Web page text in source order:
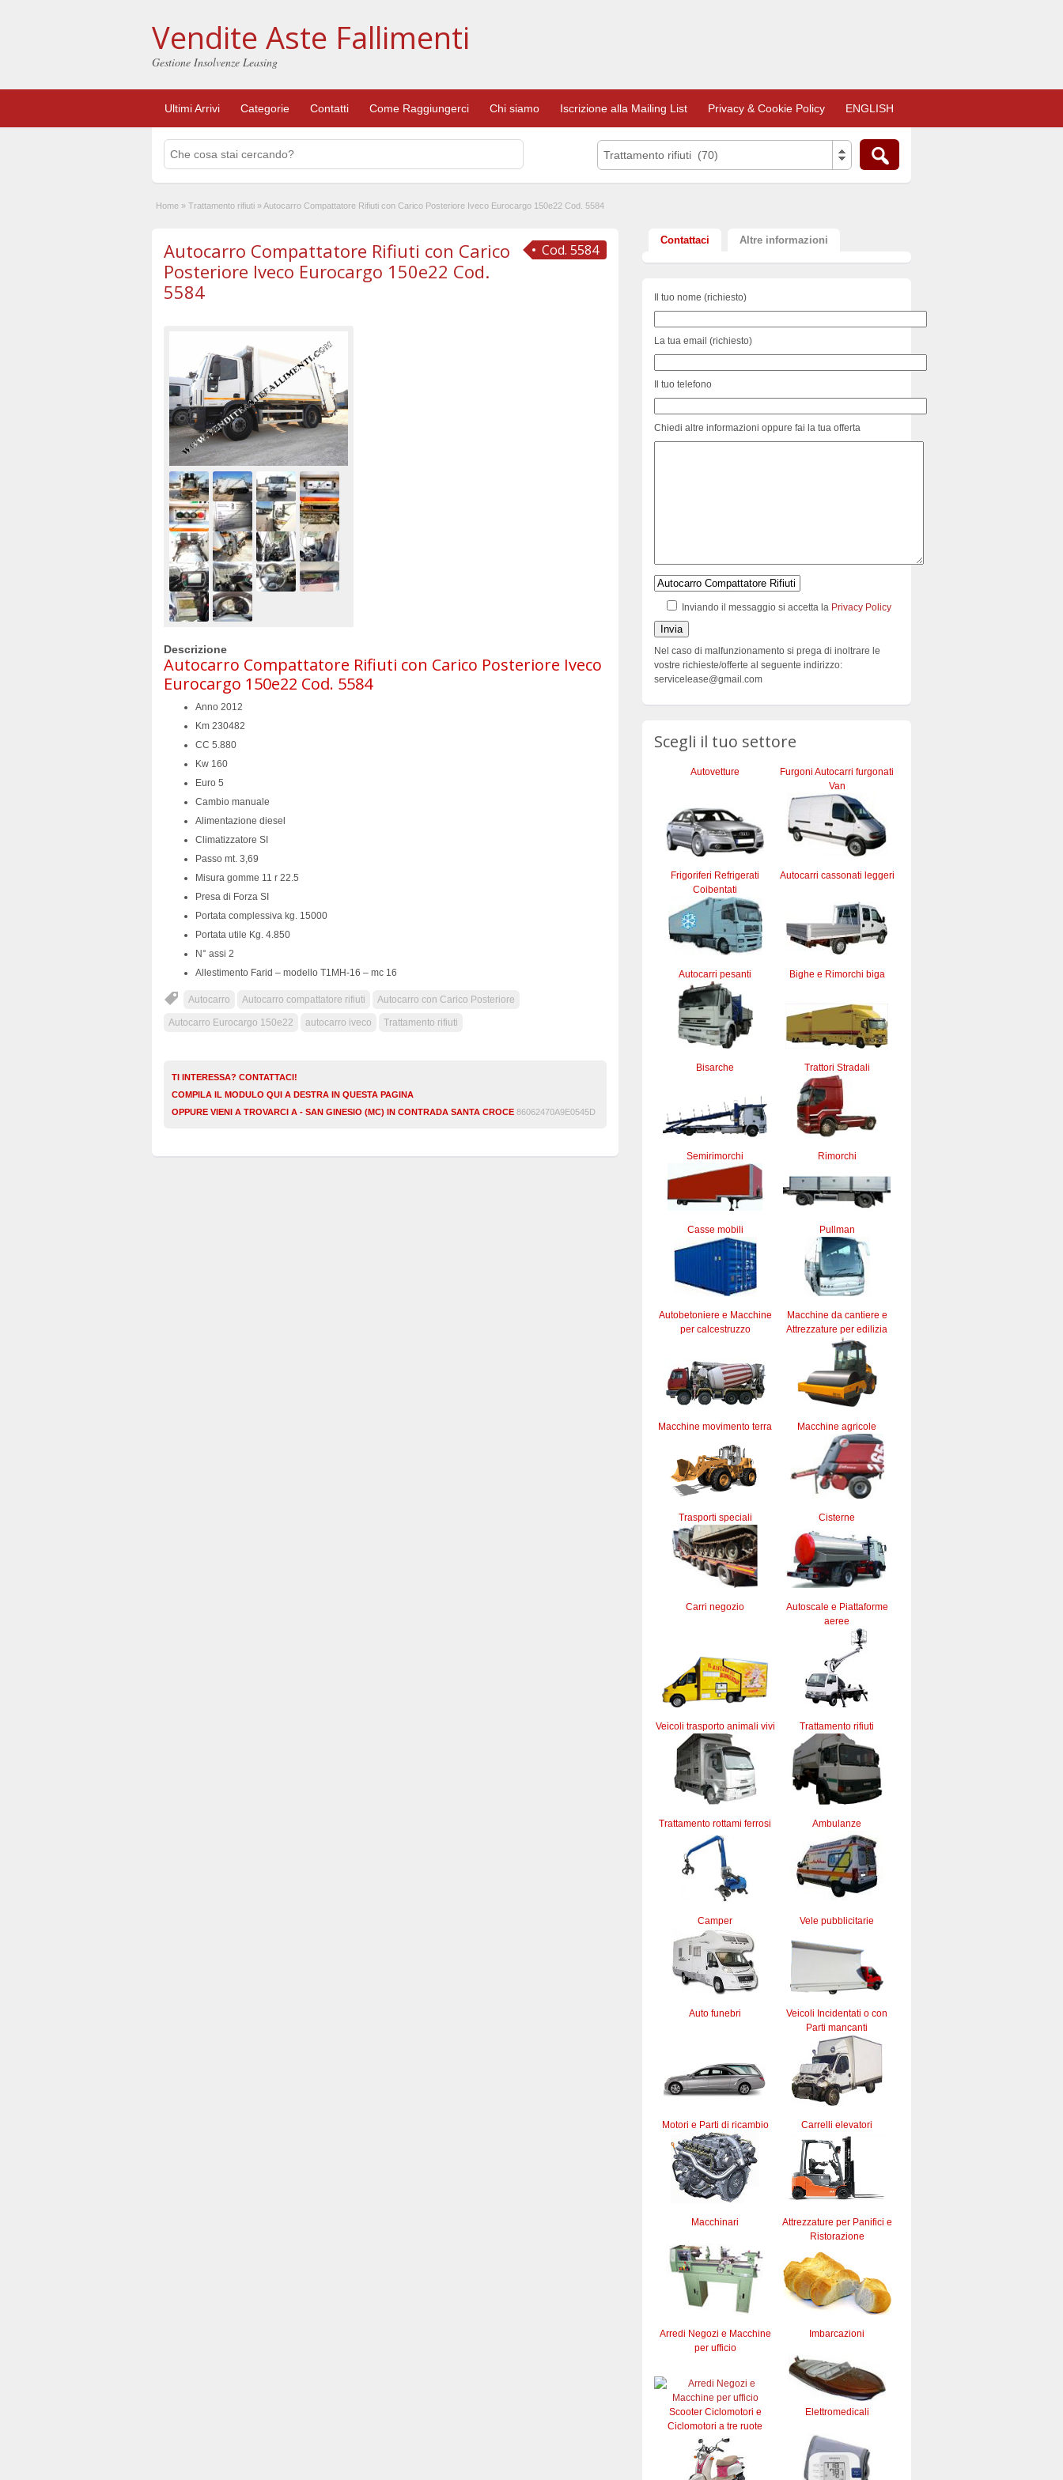
Vendite Aste Fallimenti
Gestione Insolvenze Leasing
Ultimi Arrivi Categorie Contatti Come Raggiungerci Chi siamo Iscrizione alla Mailing List Privacy & Cookie Policy ENGLISH
Trattamento rifiuti (70)
Home » Trattamento rifiuti »Autocarro Compattatore Rifiuti con Carico Posteriore Iveco Eurocargo 150e22 Cod. 5584
Cod. 5584
Autocarro Compattatore Rifiuti con Carico
Posteriore Iveco Eurocargo 150e22 Cod.
5584
Descrizione
Autocarro Compattatore Rifiuti con Carico Posteriore Iveco
Eurocargo 150e22 Cod. 5584
Anno 2012
Km 230482
CC 5.880
Kw 160
Euro 5
Cambio manuale
Alimentazione diesel
Climatizzatore SI
Passo mt. 3,69
Misura gomme 11 r 22.5
Presa di Forza SI
Portata complessiva kg. 15000
Portata utile Kg. 4.850
N° assi 2
Allestimento Farid – modello T1MH-16 – mc 16
Autocarro Autocarro compattatore rifiuti Autocarro con Carico Posteriore
Autocarro Eurocargo 150e22 autocarro iveco Trattamento rifiuti
TI INTERESSA? CONTATTACI!
COMPILA IL MODULO QUI A DESTRA IN QUESTA PAGINA
OPPURE VIENI A TROVARCI A - SAN GINESIO (MC) IN CONTRADA SANTA CROCE 86062470A9E0545D
Contattaci Altre informazioni
Il tuo nome (richiesto)
La tua email (richiesto)
Il tuo telefono
Chiedi altre informazioni oppure fai la tua offerta
Inviando il messaggio si accetta la Privacy Policy
Nel caso di malfunzionamento si prega di inoltrare le
vostre richieste/offerte al seguente indirizzo:
servicelease@gmail.com
Scegli il tuo settore
Autovetture
Furgoni Autocarri furgonati
Van
Frigoriferi Refrigerati
Coibentati
Autocarri cassonati leggeri
Autocarri pesanti Bighe e Rimorchi biga
Bisarche Trattori Stradali
Semirimorchi Rimorchi
Casse mobili Pullman
Autobetoniere e Macchine
per calcestruzzo
Macchine da cantiere e
Attrezzature per edilizia
Macchine movimento terra Macchine agricole
Trasporti speciali Cisterne
Carri negozio
Autoscale e Piattaforme
aeree
Veicoli trasporto animali vivi Trattamento rifiuti
Trattamento rottami ferrosi Ambulanze
Camper Vele pubblicitarie
Auto funebri
Veicoli Incidentati o con
Parti mancanti
Motori e Parti di ricambio Carrelli elevatori
Macchinari
Attrezzature per Panifici e
Ristorazione
Arredi Negozi e Macchine
per ufficio
Imbarcazioni
Scooter Ciclomotori e
Ciclomotori a tre ruote
Elettromedicali